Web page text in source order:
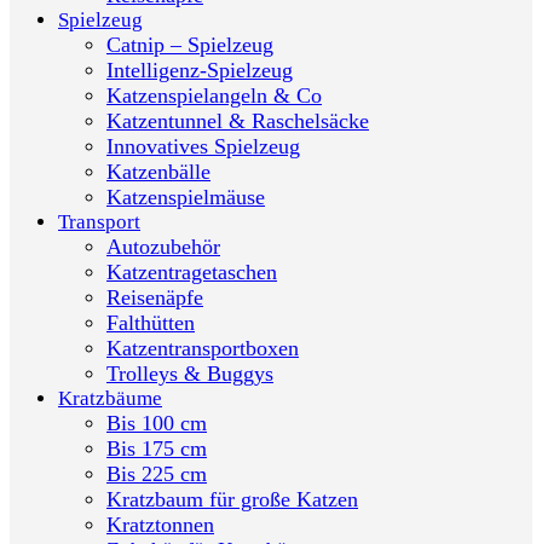
Spielzeug
Catnip – Spielzeug
Intelligenz-Spielzeug
Katzenspielangeln & Co
Katzentunnel & Raschelsäcke
Innovatives Spielzeug
Katzenbälle
Katzenspielmäuse
Transport
Autozubehör
Katzentragetaschen
Reisenäpfe
Falthütten
Katzentransportboxen
Trolleys & Buggys
Kratzbäume
Bis 100 cm
Bis 175 cm
Bis 225 cm
Kratzbaum für große Katzen
Kratztonnen